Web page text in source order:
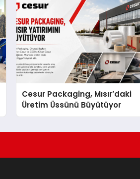
Cesur Packaging, Mısır’daki
Üretim Üssünü Büyütüyor